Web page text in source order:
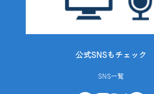
公式SNSもチェック
SNS一覧